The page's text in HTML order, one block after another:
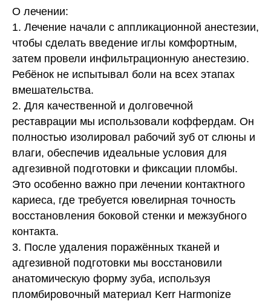
О лечении:
1. Лечение начали с аппликационной анестезии,
чтобы сделать введение иглы комфортным,
затем провели инфильтрационную анестезию.
Ребёнок не испытывал боли на всех этапах
вмешательства.
2. Для качественной и долговечной
реставрации мы использовали коффердам. Он
полностью изолировал рабочий зуб от слюны и
влаги, обеспечив идеальные условия для
адгезивной подготовки и фиксации пломбы.
Это особенно важно при лечении контактного
кариеса, где требуется ювелирная точность
восстановления боковой стенки и межзубного
контакта.
3. После удаления поражённых тканей и
адгезивной подготовки мы восстановили
анатомическую форму зуба, используя
пломбировочный материал Kerr Harmonize